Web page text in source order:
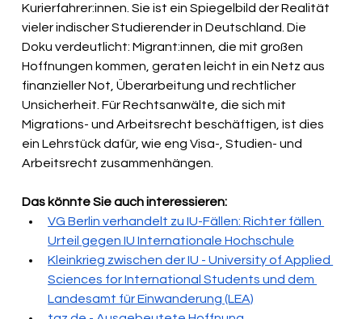
Kurierfahrer:innen. Sie ist ein Spiegelbild der Realität
vieler indischer Studierender in Deutschland. Die
Doku verdeutlicht: Migrant:innen, die mit großen
Hoffnungen kommen, geraten leicht in ein Netz aus
finanzieller Not, Überarbeitung und rechtlicher
Unsicherheit. Für Rechtsanwälte, die sich mit
Migrations- und Arbeitsrecht beschäftigen, ist dies
ein Lehrstück dafür, wie eng Visa-, Studien- und
Arbeitsrecht zusammenhängen.
Das könnte Sie auch interessieren:
VG Berlin verhandelt zu IU-Fällen: Richter fällen
Urteil gegen IU Internationale Hochschule
Kleinkrieg zwischen der IU - University of Applied
Sciences for International Students und dem
Landesamt für Einwanderung (LEA)